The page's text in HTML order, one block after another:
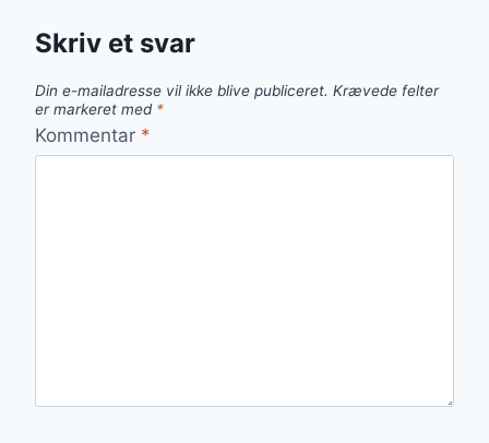
Skriv et svar
Din e-mailadresse vil ikke blive publiceret. Krævede felter
er markeret med *
Kommentar *